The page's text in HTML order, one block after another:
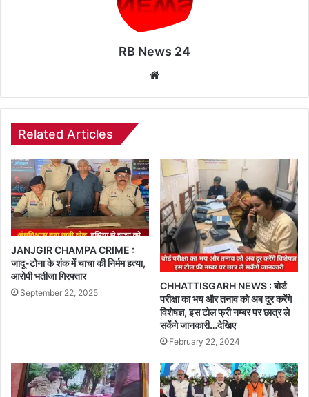
RB News 24
Related Articles
JANJGIR CHAMPA CRIME :
जादू-टोना के शंक में चाचा की निर्मम हत्या,
आरोपी भतीजा गिरफ्तार
September 22, 2025
CHHATTISGARH NEWS : बोर्ड
परीक्षा का भय और तनाव को अब दूर करेंगे
विशेषज्ञ, इस टोल फ्री नम्बर पर छात्र ले
सकेंगे जानकारी…देखिए
February 22, 2024